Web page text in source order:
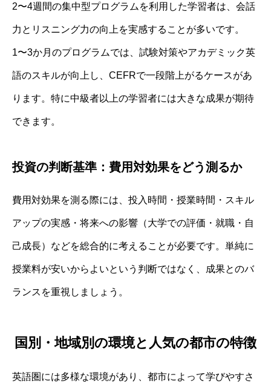
2〜4週間の集中型プログラムを利用した学習者は、会話
力とリスニング力の向上を実感することが多いです。
1〜3か月のプログラムでは、試験対策やアカデミック英
語のスキルが向上し、CEFRで一段階上がるケースがあ
ります。特に中級者以上の学習者には大きな成果が期待
できます。
投資の判断基準：費用対効果をどう測るか
費用対効果を測る際には、投入時間・授業時間・スキル
アップの実感・将来への影響（大学での評価・就職・自
己成長）などを総合的に考えることが必要です。単純に
授業料が安いからよいという判断ではなく、成果とのバ
ランスを重視しましょう。
国別・地域別の環境と人気の都市の特徴
英語圏には多様な環境があり、都市によって学びやすさ